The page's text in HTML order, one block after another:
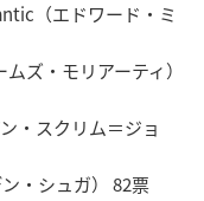
（エドワード・ミ
ズ・モリアーティ）
・スクリム＝ジョ
・シュガ） 82票